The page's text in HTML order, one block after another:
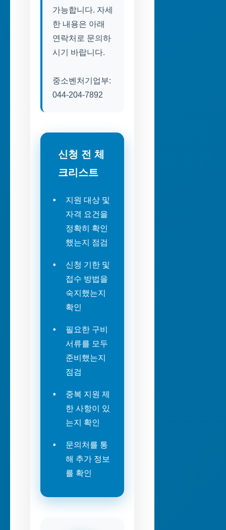
가능합니다. 자세
한 내용은 아래
연락처로 문의하
시기 바랍니다.
중소벤처기업부:
044-204-7892
신청 전 체
크리스트
지원 대상 및
자격 요건을
정확히 확인
했는지 점검
신청 기한 및
접수 방법을
숙지했는지
확인
필요한 구비
서류를 모두
준비했는지
점검
중복 지원 제
한 사항이 있
는지 확인
문의처를 통
해 추가 정보
를 확인